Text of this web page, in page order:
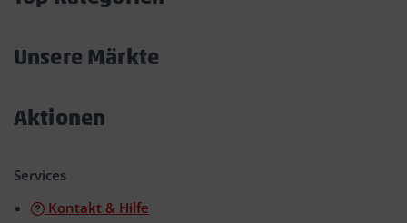
Unsere Märkte
Aktionen
Services
Kontakt & Hilfe